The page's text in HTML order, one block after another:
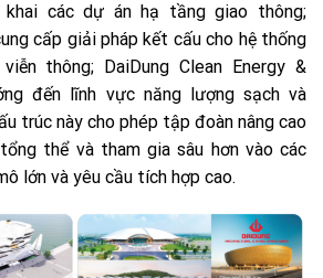
khai các dự án hạ tầng giao thông;
cấp giải pháp kết cấu cho hệ thống
thông; DaiDung Clean Energy &
đến lĩnh vực năng lượng sạch và
trúc này cho phép tập đoàn nâng cao
thể và tham gia sâu hơn vào các
lớn và yêu cầu tích hợp cao.